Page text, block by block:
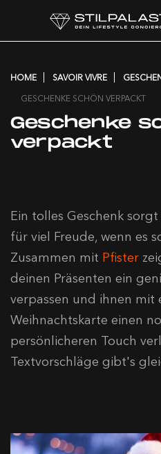
HOME SAVOIR VIVRE
GESCHENKE SCHÖN VERPACKT
Geschenke
verpackt
Ein tolles Geschenk
für viel Freude, wenn es
Zusammen mit Pfister
deinen Präsenten ein
verpassen und ihnen mit
Weihnachtskarte einen
persönlicheren Touch
Textvorschläge gibt's